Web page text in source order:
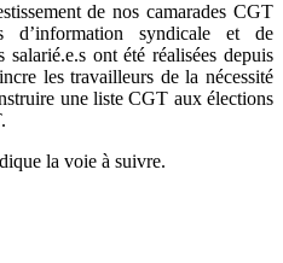
de nos camarades CGT
syndicale et de
ont été réalisées depuis
les travailleurs de la nécessité
une liste CGT aux élections
la voie à suivre.